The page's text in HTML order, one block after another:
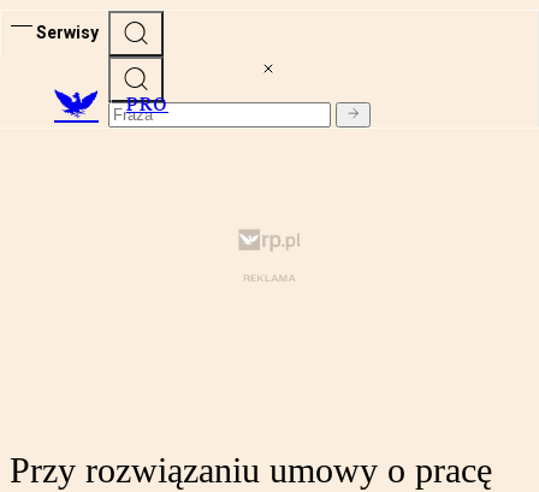
Serwisy
PRO
Przy rozwiązaniu umowy o pracę